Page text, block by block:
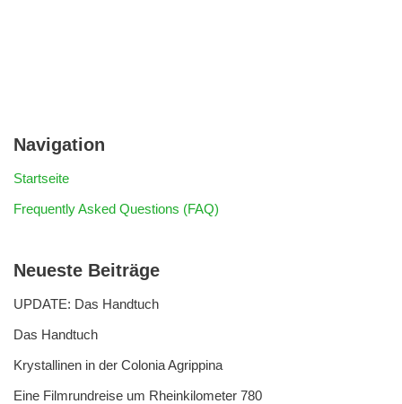
Navigation
Startseite
Frequently Asked Questions (FAQ)
Neueste Beiträge
UPDATE: Das Handtuch
Das Handtuch
Krystallinen in der Colonia Agrippina
Eine Filmrundreise um Rheinkilometer 780